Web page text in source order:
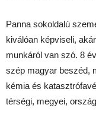
Panna sokoldalú
kiválóan képviseli,
munkáról van szó. 8
szép magyar beszéd,
kémia és
térségi, megyei,